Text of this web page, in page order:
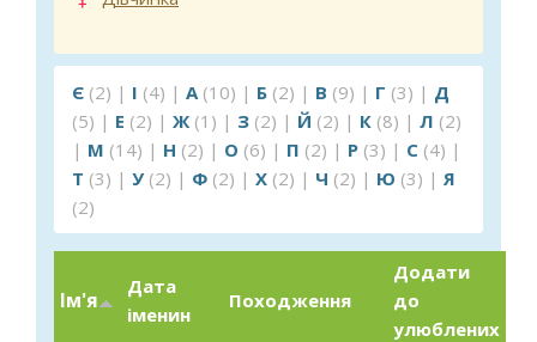
Є (2) | І (4) | А (10) | Б (2) | В (9) | Г (3) | Д
(5) | Е (2) | Ж (1) | З (2) | Й (2) | К (8) | Л (2)
| М (14) | Н (2) | О (6) | П (2) | Р (3) | С (4) |
Т (3) | У (2) | Ф (2) | Х (2) | Ч (2) | Ю (3) | Я
(2)
Ім'я
Дата
іменин
Походження
Додати
до
улюблених